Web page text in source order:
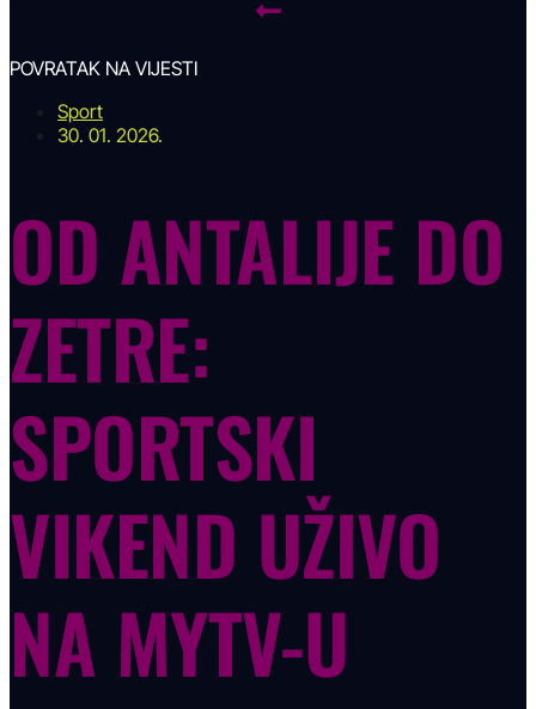
POVRATAK NA VIJESTI
Sport
30. 01. 2026.
OD ANTALIJE DO
ZETRE:
SPORTSKI
VIKEND UŽIVO
NA MYTV-U